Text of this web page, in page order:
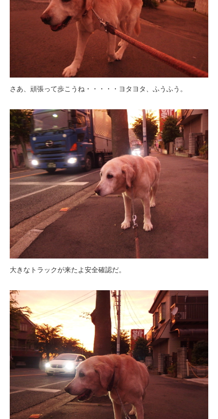
さあ、頑張って歩こうね・・・・・ヨタヨタ、ふうふう。
大きなトラックが来たよ安全確認だ。